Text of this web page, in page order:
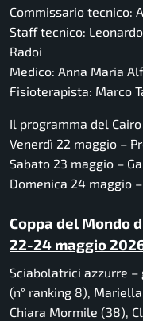
Commissario tecnico:
Staff tecnico:
Radoi
Medico: Anna Maria
Fisioterapista: Marco
Il programma del Cairo
Venerdì 22 maggio –
Sabato 23 maggio –
Domenica 24 maggio
Coppa del Mondo
22-24 maggio
Sciabolatrici azzurre
(n° ranking 8),
Chiara Mormile (38),